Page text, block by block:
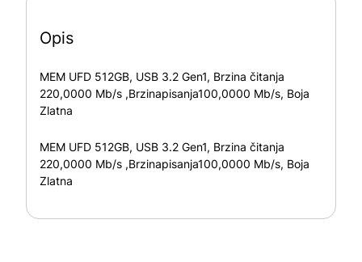
Opis
MEM UFD 512GB, USB 3.2 Gen1, Brzina čitanja
220,0000 Mb/s ,Brzinapisanja100,0000 Mb/s, Boja
Zlatna
MEM UFD 512GB, USB 3.2 Gen1, Brzina čitanja
220,0000 Mb/s ,Brzinapisanja100,0000 Mb/s, Boja
Zlatna